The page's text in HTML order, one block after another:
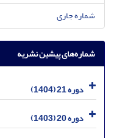
شماره جاری
شماره‌های پیشین نشریه
دوره 21 (1404)
دوره 20 (1403)